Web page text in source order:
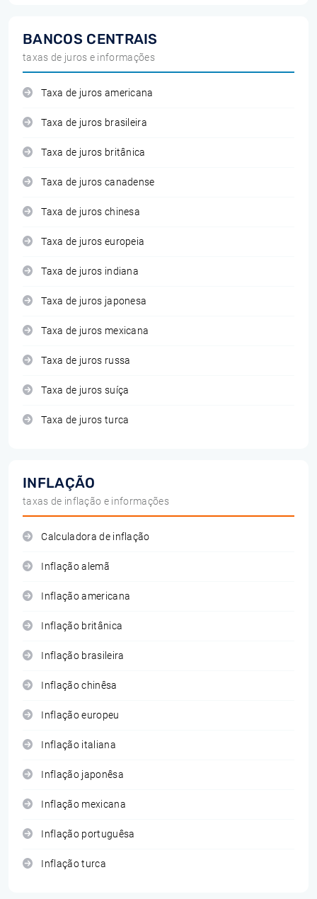
BANCOS CENTRAIS
taxas de juros e informações
Taxa de juros americana
Taxa de juros brasileira
Taxa de juros britânica
Taxa de juros canadense
Taxa de juros chinesa
Taxa de juros europeia
Taxa de juros indiana
Taxa de juros japonesa
Taxa de juros mexicana
Taxa de juros russa
Taxa de juros suíça
Taxa de juros turca
INFLAÇÃO
taxas de inflação e informações
Calculadora de inflação
Inflação alemã
Inflação americana
Inflação britânica
Inflação brasileira
Inflação chinêsa
Inflação europeu
Inflação italiana
Inflação japonêsa
Inflação mexicana
Inflação portuguêsa
Inflação turca